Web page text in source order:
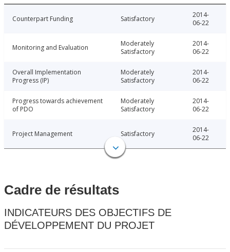
Counterpart Funding Satisfactory
2014-
06-22
Monitoring and Evaluation
Moderately
Satisfactory
2014-
06-22
Overall Implementation
Progress (IP)
Moderately
Satisfactory
2014-
06-22
Progress towards achievement
of PDO
Moderately
Satisfactory
2014-
06-22
Project Management Satisfactory
2014-
06-22
Cadre de résultats
INDICATEURS DES OBJECTIFS DE
DÉVELOPPEMENT DU PROJET